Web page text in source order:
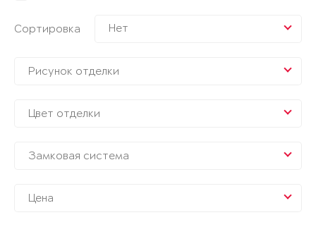
Сортировка Нет
Рисунок отделки
Цвет отделки
Замковая система
Цена